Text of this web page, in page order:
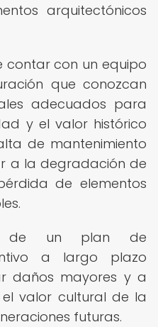
arquitectónicos
contar con un equipo
que conozcan
adecuados para
y el valor histórico
de mantenimiento
a la degradación de
de elementos
de un plan de
a largo plazo
daños mayores y a
valor cultural de la
futuras.